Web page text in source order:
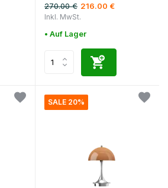
270.00 € 216.00 €
Inkl. MwSt.
• Auf Lager
SALE 20%